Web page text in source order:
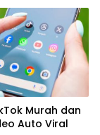
Murah dan
Auto Viral